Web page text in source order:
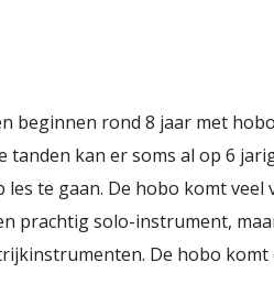
beginnen rond 8 jaar met
tanden kan er soms al op 6
te gaan. De hobo komt
prachtig solo-instrument,
De hobo